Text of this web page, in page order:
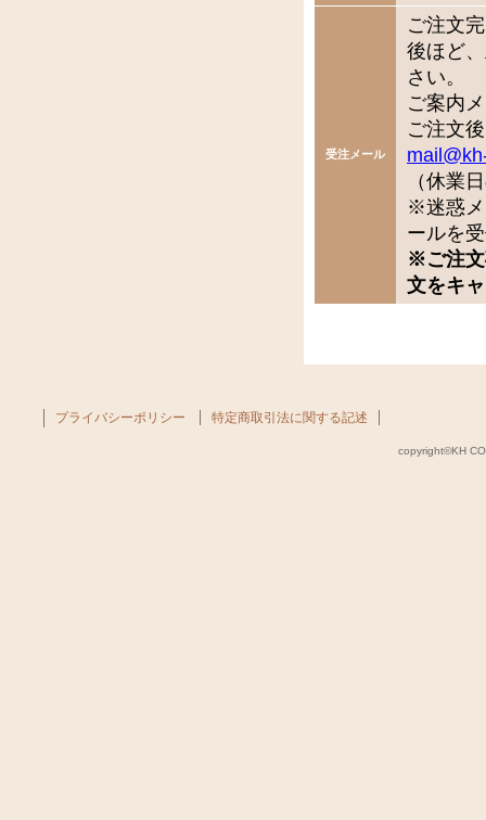
受注メール
ご注文
後ほど
さい。
ご案内
ご注文
（休業
※迷惑メ
ールを
※ご注文
文をキ
copyright©KH
プライバシーポリシー 特定商取引法に関する記述